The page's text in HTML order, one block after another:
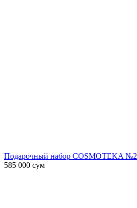
Подарочный набор COSMOTEKA №2
585 000 сум